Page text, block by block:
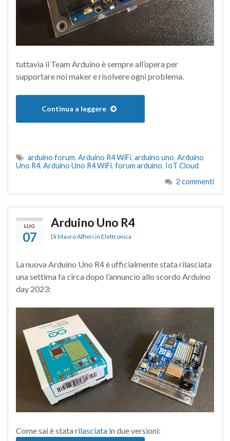
tuttavia il Team Arduino è sempre all’opera per
supportare noi maker e risolvere ogni problema.
Continua a leggere
arduino forum, Arduino R4 WiFi, arduino uno, Arduino
Uno R4, Arduino Uno R4 WiFi, forum arduino, IoT Cloud
2 commenti
LUG
07
Arduino Uno R4
DiMauro Alfieri in Elettronica
La nuova Arduino Uno R4 è ufficialmente stata rilasciata
una settima fa circa dopo l’annuncio allo scordo Arduino
day 2023:
Come sai è stata rilasciata in due versioni: